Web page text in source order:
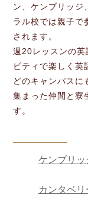
ン、ケンブリッジ
ラル校では親子で
されます。
週20レッスンの英
ビティで楽しく英
どのキャンパスに
集まった仲間と寮
す。
ケンブリッ
カンタベリ